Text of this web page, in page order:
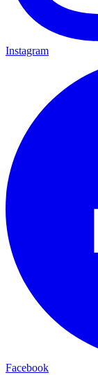
Instagram
Facebook